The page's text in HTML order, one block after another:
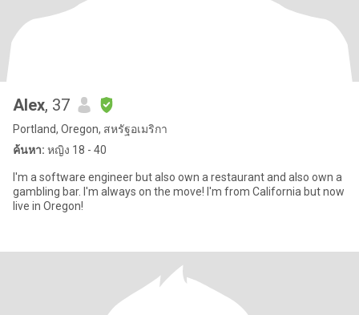
Alex, 37
Portland, Oregon, สหรัฐอเมริกา
ค้นหา: หญิง 18 - 40
I'm a software engineer but also own a restaurant and also own a
gambling bar. I'm always on the move! I'm from California but now
live in Oregon!